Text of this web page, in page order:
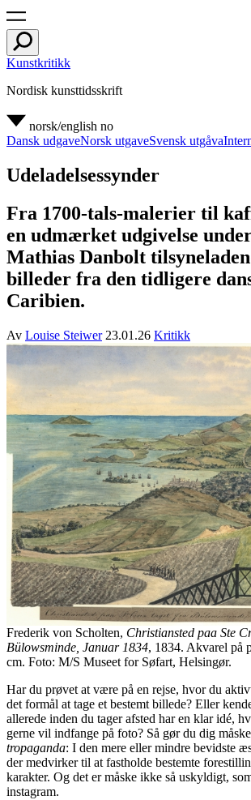
Kunstkritikk
Nordisk kunsttidsskrift
norsk/english no
Dansk udgaveNorsk utgaveSvensk utgåva
Udeladelsessynder
Fra 1700-tals-malerier til
en udmærket udgivelse
Mathias Danbolt
billeder fra den tidligere
Caribien.
Av Louise Steiwer 23.01.26 Kritikk
Frederik von Scholten, Christiansted paa Ste
Bülowsminde, Januar 1834, 1834. Akvarel på
cm. Foto: M/S Museet for Søfart, Helsingør.
Har du prøvet at være på en rejse, hvor du
det formål at tage et bestemt billede? Eller
allerede inden du tager afsted har en klar idé,
gerne vil indfange på foto? Så gør du dig
tropaganda: I den mere eller mindre bevidste
der medvirker til at fastholde bestemte
karakter. Og det er måske ikke så uskyldigt,
instagram.